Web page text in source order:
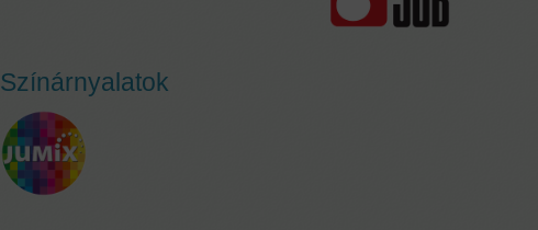
Színárnyalatok